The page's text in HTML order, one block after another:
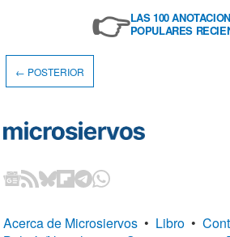
👉LAS 100
POPULARES
← POSTERIOR
Acerca de Microsiervos • Libro •